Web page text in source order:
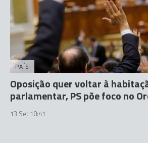
PAÍS
Oposição quer voltar à
parlamentar, PS põe foco no
13 Set 10:41